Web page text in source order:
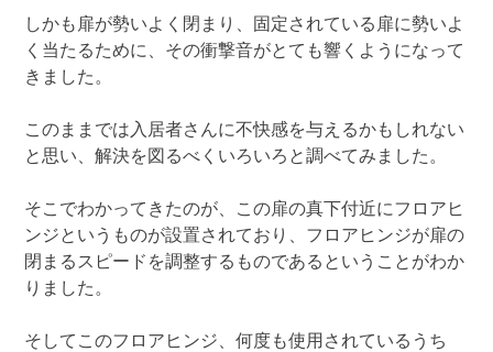
しかも扉が勢いよく閉まり、固定されている扉に勢いよ
く当たるために、その衝撃音がとても響くようになって
きました。
このままでは入居者さんに不快感を与えるかもしれない
と思い、解決を図るべくいろいろと調べてみました。
そこでわかってきたのが、この扉の真下付近にフロアヒ
ンジというものが設置されており、フロアヒンジが扉の
閉まるスピードを調整するものであるということがわか
りました。
そしてこのフロアヒンジ、何度も使用されているうち